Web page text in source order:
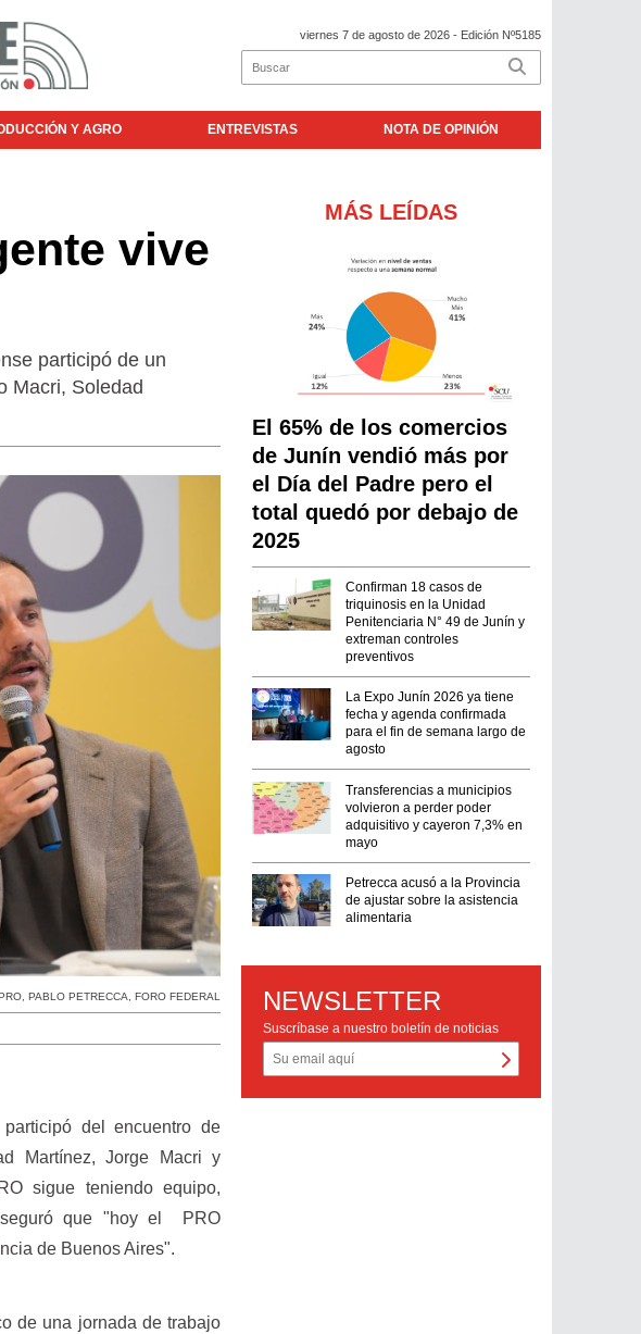
viernes 7 de agosto de 2026 - Edición Nº5185
Y AGRO ENTREVISTAS NOTA DE OPINIÓN
vive
participó de un
Macri, Soledad
,PABLO PETRECCA ,FORO FEDERAL
del encuentro de
Martínez, Jorge Macri y
sigue teniendo equipo,
que "hoy el PRO
de Buenos Aires".
de una jornada de trabajo
MÁS LEÍDAS
El 65% de los comercios
de Junín vendió más por
el Día del Padre pero el
total quedó por debajo de
2025
Confirman 18 casos de
triquinosis en la Unidad
Penitenciaria N° 49 de Junín y
extreman controles
preventivos
La Expo Junín 2026 ya tiene
fecha y agenda confirmada
para el fin de semana largo de
agosto
Transferencias a municipios
volvieron a perder poder
adquisitivo y cayeron 7,3% en
mayo
Petrecca acusó a la Provincia
de ajustar sobre la asistencia
alimentaria
NEWSLETTER
Suscríbase a nuestro boletín de noticias